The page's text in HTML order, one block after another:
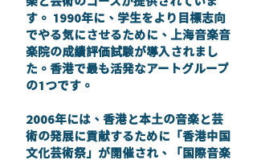
す。 1990年に、学生をより目標志向
でやる気にさせるために、上海音楽音
楽院の成績評価試験が導入されまし
た。香港で最も活発なアートグループ
の1つです。
2006年には、香港と本土の音楽と芸
術の発展に貢献するために「香港中国
文化芸術祭」が開催され、「国際音楽